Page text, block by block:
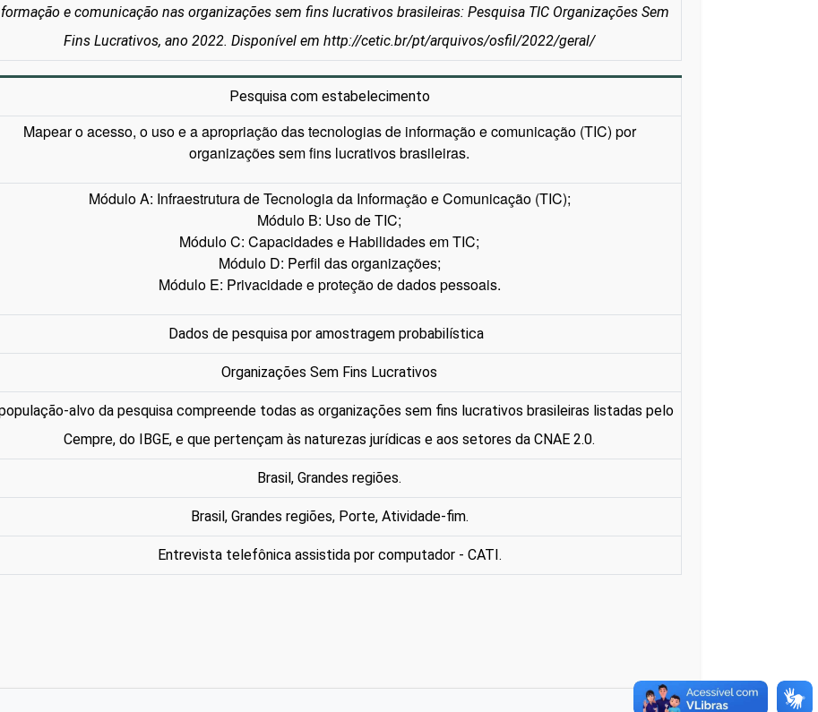
e comunicação nas organizações sem fins lucrativos brasileiras: Pesquisa TIC Organizações Sem
Fins Lucrativos, ano 2022. Disponível em http://cetic.br/pt/arquivos/osfil/2022/geral/
Pesquisa com estabelecimento
Mapear o acesso, o uso e a apropriação das tecnologias de informação e comunicação (TIC) por
organizações sem fins lucrativos brasileiras.
Módulo A: Infraestrutura de Tecnologia da Informação e Comunicação (TIC);
Módulo B: Uso de TIC;
Módulo C: Capacidades e Habilidades em TIC;
Módulo D: Perfil das organizações;
Módulo E: Privacidade e proteção de dados pessoais.
Dados de pesquisa por amostragem probabilística
Organizações Sem Fins Lucrativos
alvo da pesquisa compreende todas as organizações sem fins lucrativos brasileiras listadas pelo
Cempre, do IBGE, e que pertençam às naturezas jurídicas e aos setores da CNAE 2.0.
Brasil, Grandes regiões.
Brasil, Grandes regiões, Porte, Atividade-fim.
Entrevista telefônica assistida por computador - CATI.